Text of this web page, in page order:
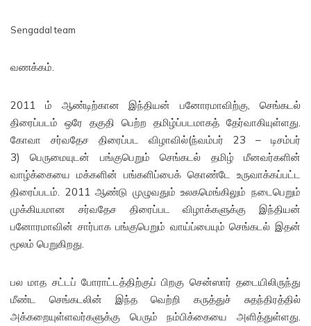
Sengadal team
வணக்கம்.
2011 ம் ஆண்டிற்கான இந்தியன் பனோரமாவிற்கு, செங்கடல்
திரைப்படம் ஒரே தகுதி பெற்ற தமிழ்ப்படமாகத் தேர்வாகியுள்ளது.
கோவா சர்வதேச திரைப்பட விழாவில்(ந்வம்பர் 23 – டிசம்பர்
3) பெருமையுடன் பங்குபெறும் செங்கடல் தமிழ் மீனவர்களின்
வாழ்க்கையை மக்களின் பங்களிப்பைக் கொண்டே உருவாக்கப்பட்ட
திரைப்படம். 2011 ஆண்டு முழுவதும் உலகமெங்கிலும் நடைபெறும்
முக்கியமான சர்வதேச திரைப்பட விழாக்களுக்கு இந்தியன்
பனோரமாவின் சார்பாக பங்குபெறும் வாய்ப்பையும் செங்கடல் இதன்
மூலம் பெறுகிறது.
பல மாத சட்டப் போராட்டத்திற்குப் பிறகு சென்ஸார் தடையிலிருந்து
மீண்ட செங்கடலின் இந்த வெற்றி கருத்துச் சுதந்திரத்தில்
அக்கறையுள்ளவர்களுக்கு பெரும் நம்பிக்கையை அளித்துள்ளது.